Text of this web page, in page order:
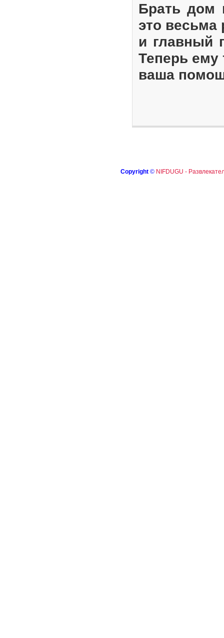
Брать дом
это весьма
и главный
Теперь ему
ваша
Copyright © NIFDUGU -